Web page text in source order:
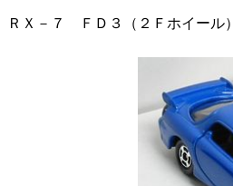
ＲＸ－７ ＦＤ３（２Ｆホイール